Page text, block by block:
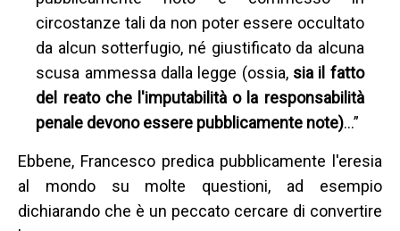
circostanze tali da non poter essere occultato
da alcun sotterfugio, né giustificato da alcuna
scusa ammessa dalla legge (ossia, sia il fatto
del reato che l'imputabilità o la responsabilità
penale devono essere pubblicamente note)…”
Ebbene, Francesco predica pubblicamente l'eresia
al mondo su molte questioni, ad esempio
dichiarando che è un peccato cercare di convertire